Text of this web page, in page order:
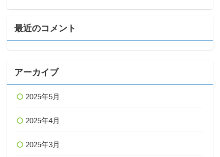
最近のコメント
アーカイブ
2025年5月
2025年4月
2025年3月